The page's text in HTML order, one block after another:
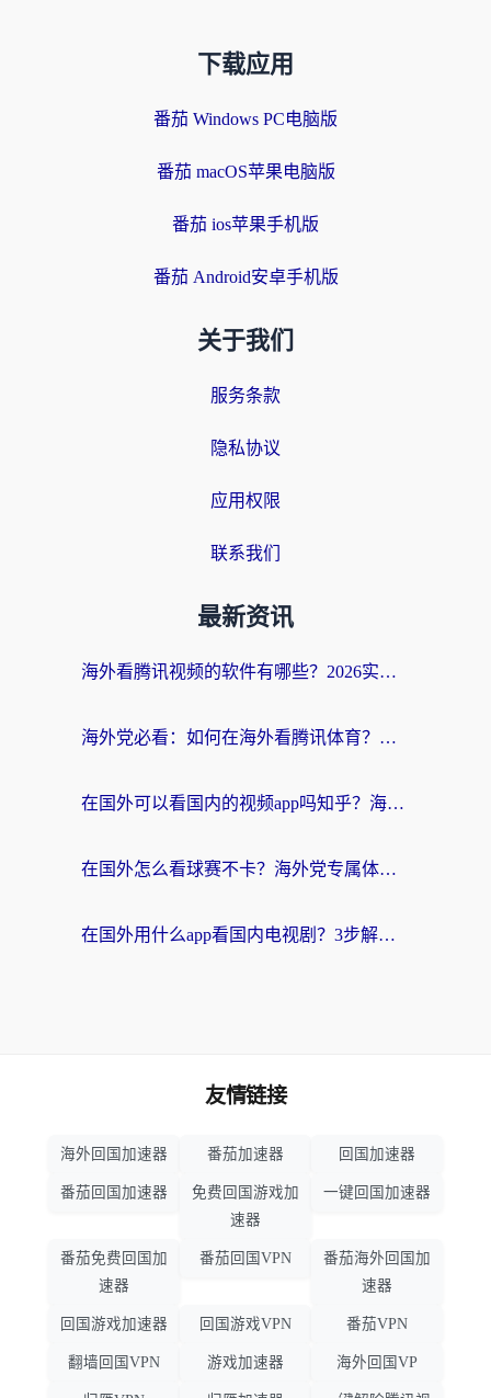
下载应用
番茄 Windows PC电脑版
番茄 macOS苹果电脑版
番茄 ios苹果手机版
番茄 Android安卓手机版
关于我们
服务条款
隐私协议
应用权限
联系我们
最新资讯
海外看腾讯视频的软件有哪些？2026实测有效，留学生都在用的回国加速器指南
海外党必看：如何在海外看腾讯体育？解决赛事直播地区限制的终极指南
在国外可以看国内的视频app吗知乎？海外党亲测有效的追剧加速方案
在国外怎么看球赛不卡？海外党专属体育直播自由指南
在国外用什么app看国内电视剧？3步解决版权限制+卡顿难题
友情链接
海外回国加速器 番茄加速器 回国加速器
番茄回国加速器
免费回国游戏加
速器
一键回国加速器
番茄免费回国加
速器
番茄回国VPN
番茄海外回国加
速器
回国游戏加速器 回国游戏VPN 番茄VPN
翻墙回国VPN 游戏加速器 海外回国VP